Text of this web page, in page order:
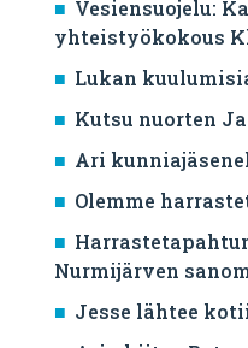
Vesiensuojelu:
yhteistyökokous
Lukan
Kutsu nuorten
Ari
Olemme
Nurmijärven
Jesse lähtee